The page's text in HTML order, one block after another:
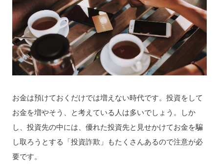
お金は預けておくだけでは増えない時代です。投資をして
お金を増やそう、と考えている人は多いでしょう。しか
し、投資先の中には、優れた投資先と見せかけてお金を騙
し取ろうとする「投資詐欺」もたくさんあるので注意が必
要です。